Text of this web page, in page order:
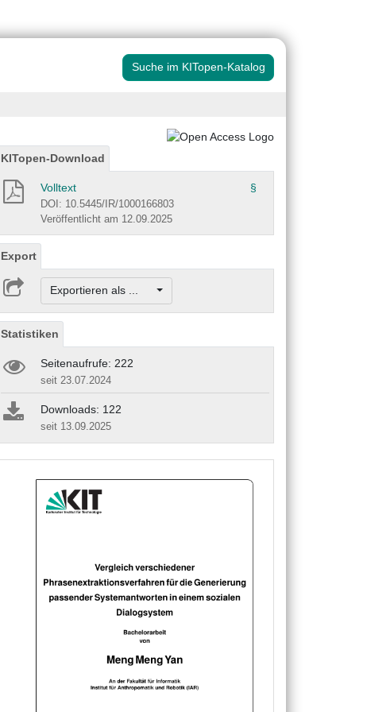
Suche im KITopen-Katalog
KITopen-Download
Volltext §
DOI: 10.5445/IR/1000166803
Veröffentlicht am 12.09.2025
Export
Exportieren als ...
Statistiken
Seitenaufrufe: 222
seit 23.07.2024
Downloads: 122
seit 13.09.2025